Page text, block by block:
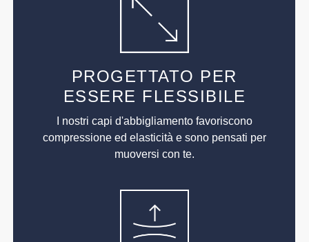
PROGETTATO PER
ESSERE FLESSIBILE
I nostri capi d'abbigliamento favoriscono
compressione ed elasticità e sono pensati per
muoversi con te.